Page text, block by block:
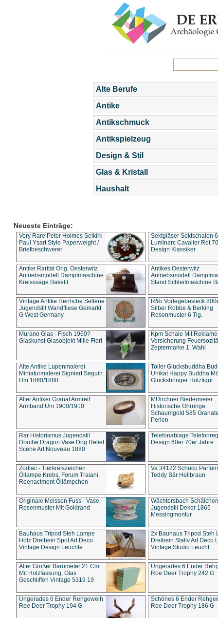
Alte Berufe
Antike
Antikschmuck
Antikspielzeug
Design & Stil
Glas & Kristall
Haushalt
Neueste Einträge:
Very Rare Peter Holmes Selkirk
Paul Ysart Style Paperweight /
Briefbeschwerer
Sektgläser Sektschalen
Luminarc Cavalier Rot
Design Klassiker
Antike Rarität Orig. Oesterwitz
Antriebsmodell Dampfmaschine
Kreisssäge Bakelit
Antikes Oesterwitz
Antriebsmodell
Stand Schleifmaschine
Vintage Antike Herrliche Seltene
Jugendstil Wandfliese Gemarkt
G West Germany
R&b Vorlegebesteck
Silber Robbe & Berking
Rosenmuster 6 Tlg.
Murano Glas - Fisch 1960?
Glaskunst Glasobjekt Mille Fiori
Kpm Schale Mit Reklame
Versicherung
Zeptermarke 1. Wahl
Alte Antike Lupenmalerei
Miniaturmalerei Signiert Seguin
Um 1860/1880
Toller Glücksbuddha
Unikat Happy Buddha
Glücksbringer Holzfigur
Alter Antiker Granat Armreif
Armband Um 1900/1910
MÜnchner Biedermeier
Historische Ohrringe
Schaumgold 585
Perlen
Rar Historismus Jugendstil
Drache Dragon Vase Dog Relief
Scene Art Nouveau 1880
Telefonablage
Design 60er 70er Jahre
Zodiac - Tierkreiszeichen
Öllampe Krebs, Forum Traiani,
Reenactment Öllämpchen
Va 34122 Schuco
Teddy Bär Hellbraun
Originale Meissen Fuss - Vase
Rosenmuster Mit Goldrand
Wächtersbach Schälchen
Jugendstil Dekor 1865
Messingmontur
Bauhaus Tripod Steh Lampe
Holz Dreibein Spot Art Deco
Vintage Design Leuchte
2x Bauhaus Tripod Steh
Dreibein Stativ Art Deco
Vintage Studio Leucht
Alter Großer Barometer 21 Cm
Mit Holzfassung, Glas
Geschliffen Vintage 5319 19
Ungerades 6 Ender
Roe Deer Trophy 242 G
Ungerades 6 Ender Rehgeweih
Roe Deer Trophy 194 G
Schönes 6 Ender
Roe Deer Trophy 186 G